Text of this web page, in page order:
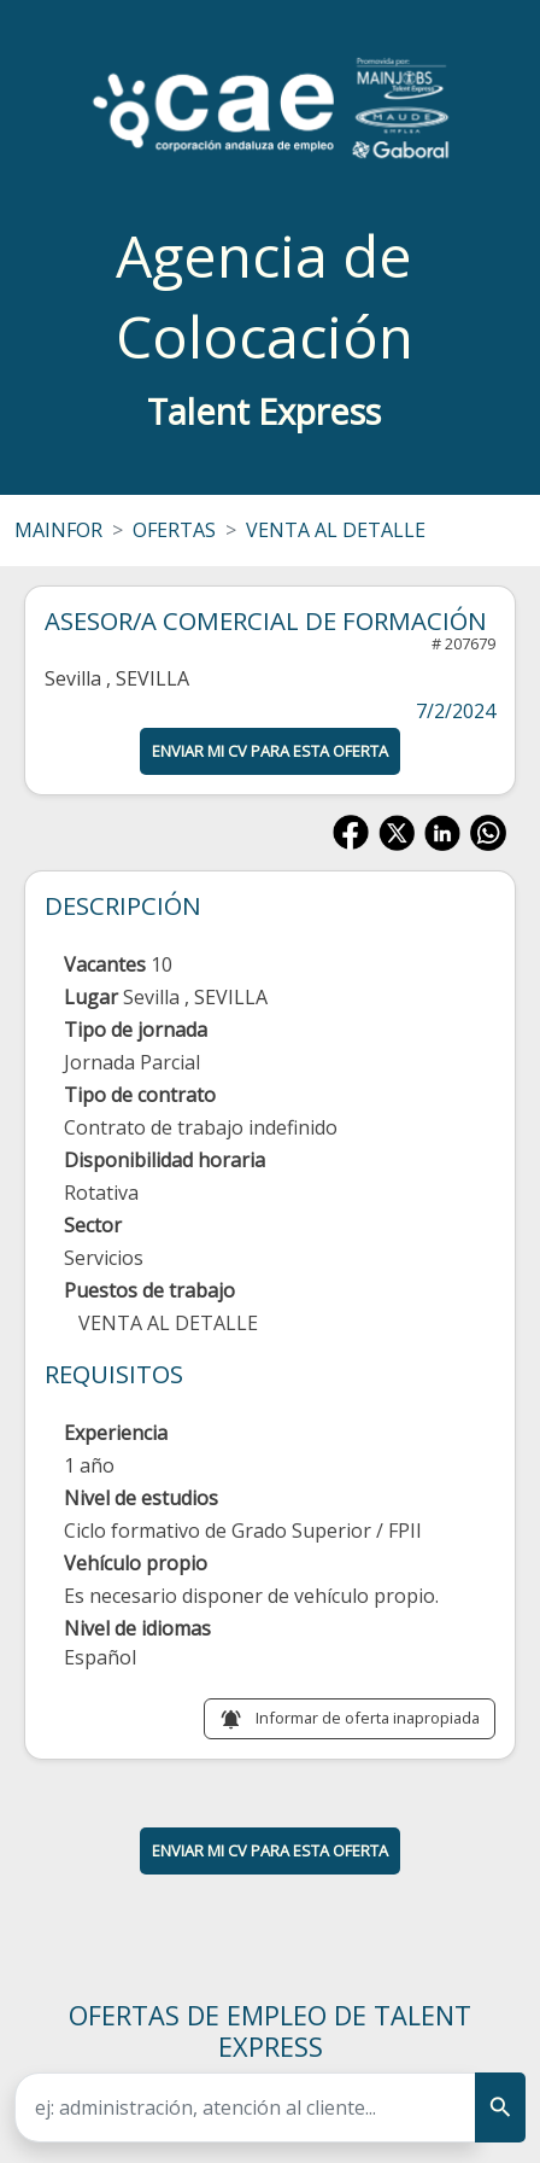
Agencia de
Colocación
Talent Express
MAINFOR OFERTAS VENTA AL DETALLE
ASESOR/A COMERCIAL DE FORMACIÓN
# 207679
Sevilla , SEVILLA
7/2/2024
ENVIAR MI CV PARA ESTA OFERTA
DESCRIPCIÓN
Vacantes 10
LugarSevilla , SEVILLA
Tipo de jornada
Jornada Parcial
Tipo de contrato
Contrato de trabajo indefinido
Disponibilidad horaria
Rotativa
Sector
Servicios
Puestos de trabajo
VENTA AL DETALLE
REQUISITOS
Experiencia
1 año
Nivel de estudios
Ciclo formativo de Grado Superior / FPII
Vehículo propio
Es necesario disponer de vehículo propio.
Nivel de idiomas
Español
notifications_active Informar de oferta inapropiada
ENVIAR MI CV PARA ESTA OFERTA
OFERTAS DE EMPLEO DE TALENT
EXPRESS